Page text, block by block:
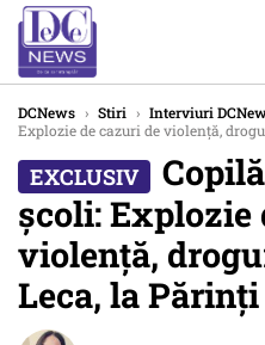
DCNews › Stiri › Interviuri
Explozie de cazuri de violență,
școli: Explozie
violență,
Leca, la